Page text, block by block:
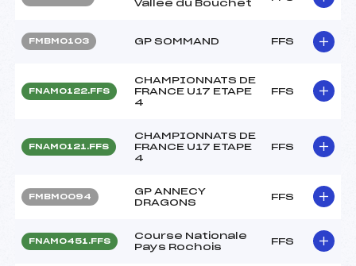
Vallée du Bouchet
FMBM0103 GP SOMMAND FFS
FNAM0122.FFS
CHAMPIONNATS DE
FRANCE U17 ETAPE
4
FFS
FNAM0121.FFS
CHAMPIONNATS DE
FRANCE U17 ETAPE
4
FFS
FMBM0094
GP ANNECY
DRAGONS
FFS
FNAM0451.FFS
Course Nationale
Pays Rochois
FFS